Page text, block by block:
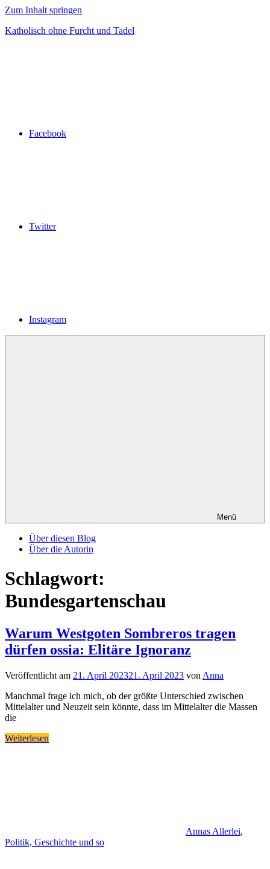
Zum Inhalt springen
Katholisch ohne Furcht und Tadel
Facebook
Twitter
Instagram
Menü
Über diesen Blog
Über die Autorin
Schlagwort:
Bundesgartenschau
Warum Westgoten Sombreros tragen
dürfen ossia: Elitäre Ignoranz
Veröffentlicht am 21. April 202321. April 2023 von Anna
Manchmal frage ich mich, ob der größte Unterschied zwischen
Mittelalter und Neuzeit sein könnte, dass im Mittelalter die Massen
die
Weiterlesen
Annas Allerlei,
Politik, Geschichte und so